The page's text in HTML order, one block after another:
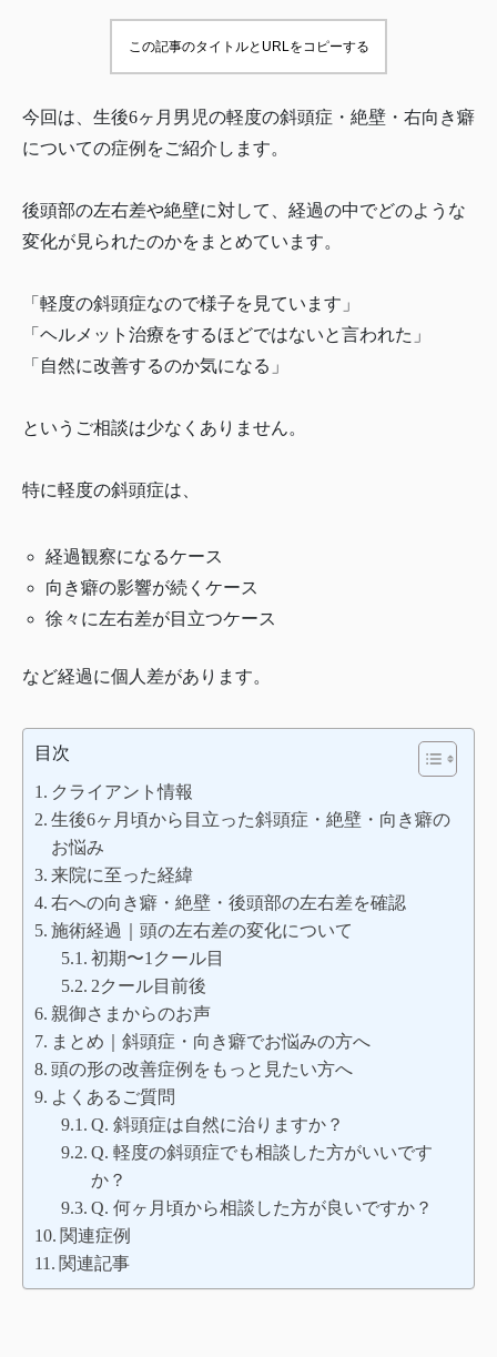
この記事のタイトルとURLをコピーする
今回は、生後6ヶ月男児の軽度の斜頭症・絶壁・右向き癖
についての症例をご紹介します。
後頭部の左右差や絶壁に対して、経過の中でどのような
変化が見られたのかをまとめています。
「軽度の斜頭症なので様子を見ています」
「ヘルメット治療をするほどではないと言われた」
「自然に改善するのか気になる」
というご相談は少なくありません。
特に軽度の斜頭症は、
経過観察になるケース
向き癖の影響が続くケース
徐々に左右差が目立つケース
など経過に個人差があります。
目次
クライアント情報
生後6ヶ月頃から目立った斜頭症・絶壁・向き癖の
お悩み
来院に至った経緯
右への向き癖・絶壁・後頭部の左右差を確認
施術経過｜頭の左右差の変化について
初期〜1クール目
2クール目前後
親御さまからのお声
まとめ｜斜頭症・向き癖でお悩みの方へ
頭の形の改善症例をもっと見たい方へ
よくあるご質問
Q. 斜頭症は自然に治りますか？
Q. 軽度の斜頭症でも相談した方がいいです
か？
Q. 何ヶ月頃から相談した方が良いですか？
関連症例
関連記事